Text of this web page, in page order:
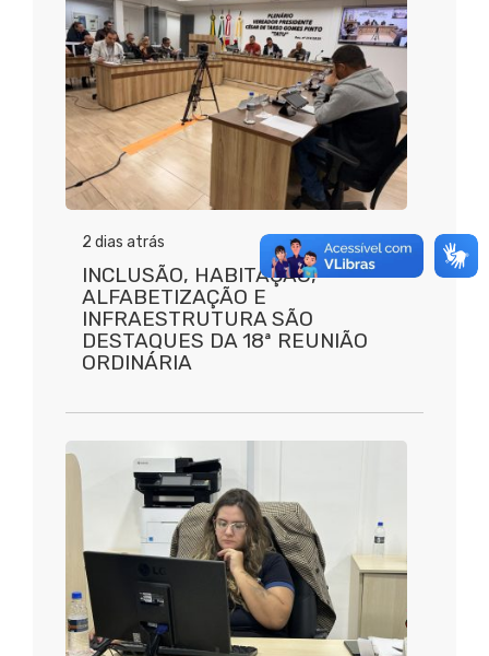
2 dias atrás
INCLUSÃO, HABITAÇÃO,
ALFABETIZAÇÃO E
INFRAESTRUTURA SÃO
DESTAQUES DA 18ª REUNIÃO
ORDINÁRIA